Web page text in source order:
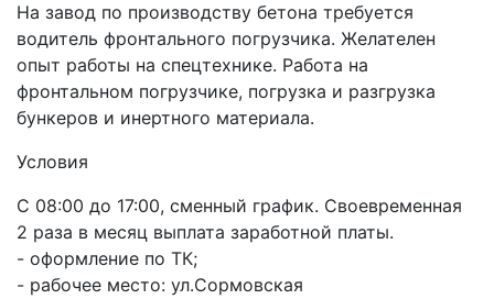
На завод по производству бетона требуется
водитель фронтального погрузчика. Желателен
опыт работы на спецтехнике. Работа на
фронтальном погрузчике, погрузка и разгрузка
бункеров и инертного материала.
Условия
С 08:00 до 17:00, сменный график. Своевременная
2 раза в месяц выплата заработной платы.
- оформление по ТК;
- рабочее место: ул.Сормовская